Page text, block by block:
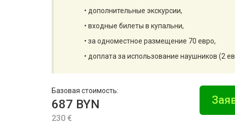
• дополнительные экскурсии,
• входные билеты в купальни,
• за одноместное размещение 70 евро,
• доплата за использование наушников (2
Базовая стоимость:
687 BYN
230 €